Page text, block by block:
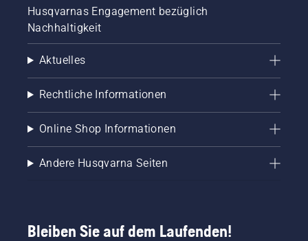
Husqvarnas Engagement bezüglich
Nachhaltigkeit
Aktuelles
Rechtliche Informationen
Online Shop Informationen
Andere Husqvarna Seiten
Bleiben Sie auf dem Laufenden!